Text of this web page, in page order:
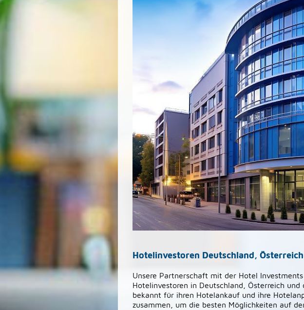
Hotelinvestoren Deutschland,
Unsere Partnerschaft mit der Hotel
Hotelinvestoren in Deutschland, Österreich
bekannt für ihren Hotelankauf und ihre
zusammen, um die besten Möglichkeiten auf